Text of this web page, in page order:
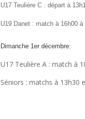
U17 Teulière C : départ à
U19 Danet : match à 16h00
Dimanche 1er décembre:
U17 Teulière A : match à
Séniors : matchs à 13h30